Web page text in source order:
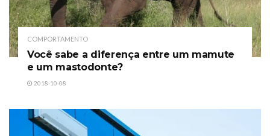
COMPORTAMENTO
Você sabe a diferença entre um mamute
e um mastodonte?
2018-10-08